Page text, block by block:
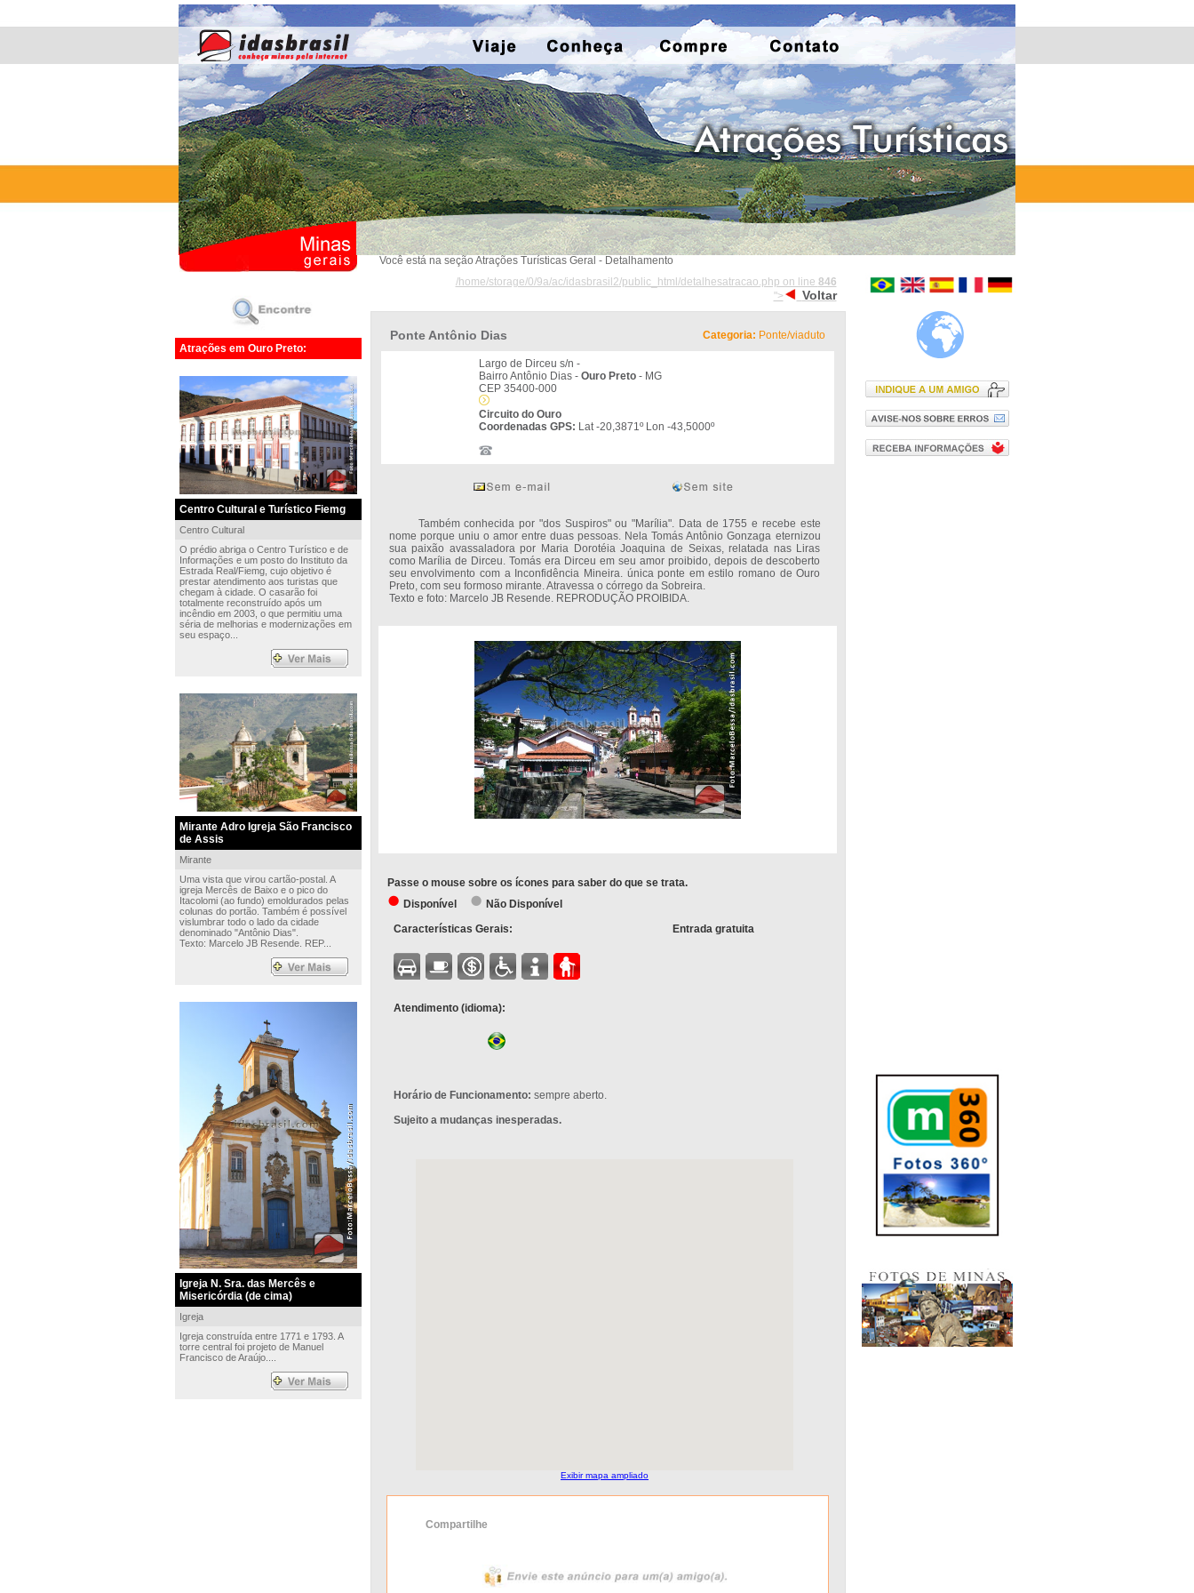
Atrações em Ouro Preto:
Centro Cultural e Turístico Fiemg
Centro Cultural
O prédio abriga o Centro Turístico e de
Informações e um posto do Instituto da
Estrada Real/Fiemg, cujo objetivo é
prestar atendimento aos turistas que
chegam à cidade. O casarão foi
totalmente reconstruído após um
incêndio em 2003, o que permitiu uma
séria de melhorias e modernizações em
seu espaço...
Mirante Adro Igreja São Francisco
de Assis
Mirante
Uma vista que virou cartão-postal. A
igreja Mercês de Baixo e o pico do
Itacolomi (ao fundo) emoldurados pelas
colunas do portão. Também é possível
vislumbrar todo o lado da cidade
denominado "Antônio Dias".
Texto: Marcelo JB Resende. REP...
Igreja N. Sra. das Mercês e
Misericórdia (de cima)
Igreja
Igreja construída entre 1771 e 1793. A
torre central foi projeto de Manuel
Francisco de Araújo....
Você está na seção Atrações Turísticas Geral - Detalhamento
/home/storage/0/9a/ac/idasbrasil2/public_html/detalhesatracao.php on line 846
">
Voltar
Ponte Antônio Dias Categoria: Ponte/viaduto
Largo de Dirceu s/n -
Bairro Antônio Dias - Ouro Preto - MG
CEP 35400-000
Circuito do Ouro
Coordenadas GPS: Lat -20,3871º Lon -43,5000º
Também conhecida por "dos Suspiros" ou "Marília". Data de 1755 e recebe este
nome porque uniu o amor entre duas pessoas. Nela Tomás Antônio Gonzaga eternizou
sua paixão avassaladora por Maria Dorotéia Joaquina de Seixas, relatada nas Liras
como Marília de Dirceu. Tomás era Dirceu em seu amor proibido, depois de descoberto
seu envolvimento com a Inconfidência Mineira. única ponte em estilo romano de Ouro
Preto, com seu formoso mirante. Atravessa o córrego da Sobreira.
Texto e foto: Marcelo JB Resende. REPRODUÇÃO PROIBIDA.
Passe o mouse sobre os ícones para saber do que se trata.
Disponível
Não Disponível
Características Gerais:
Atendimento (idioma):
Entrada gratuita
Horário de Funcionamento: sempre aberto.
Sujeito a mudanças inesperadas.
Exibir mapa ampliado
Compartilhe